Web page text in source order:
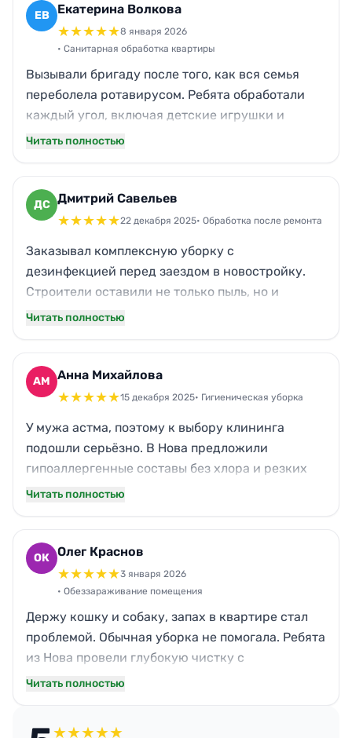
ЕВ Екатерина Волкова
★★★★★8 января 2026
• Санитарная обработка квартиры
Вызывали бригаду после того, как вся семья
переболела ротавирусом. Ребята обработали
каждый угол, включая детские игрушки и
мягкую мебель. Использовали какой-то
Теперь спокойна за здоровье детей, никаких
рецидивов уже месяц.
Читать полностью
ДС Дмитрий Савельев
★★★★★22 декабря 2025• Обработка после ремонта
Заказывал комплексную уборку с
дезинфекцией перед заездом в новостройку.
Строители оставили не только пыль, но и
специфический запах. После обработки озоном
использовали — всё сертифицировано и
безопасно для аллергиков.
Читать полностью
АМ Анна Михайлова
★★★★★15 декабря 2025• Гигиеническая уборка
У мужа астма, поэтому к выбору клининга
подошли серьёзно. В Нова предложили
гипоаллергенные составы без хлора и резких
отдушек. Обработали вентиляцию, почистили
вызывать раз в квартал для профилактики.
Читать полностью
ОК Олег Краснов
★★★★★3 января 2026
• Обеззараживание помещения
Держу кошку и собаку, запах в квартире стал
проблемой. Обычная уборка не помогала. Ребята
из Нова провели глубокую чистку с
нейтрализацией органических загрязнений.
Читать полностью
★★★★★